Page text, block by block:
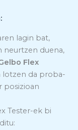
lagin bat,
neurtzen duena,
Flex
lotzen da proba-
posizioan
Tester-ek bi